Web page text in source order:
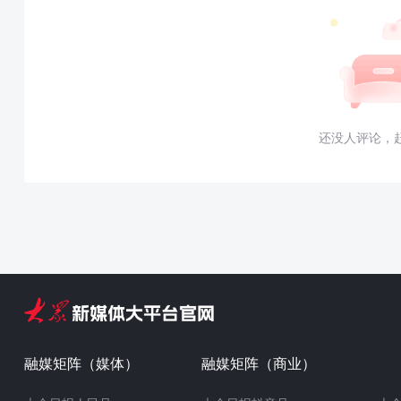
还没人评论，
融媒矩阵（媒体） 融媒矩阵（商业）